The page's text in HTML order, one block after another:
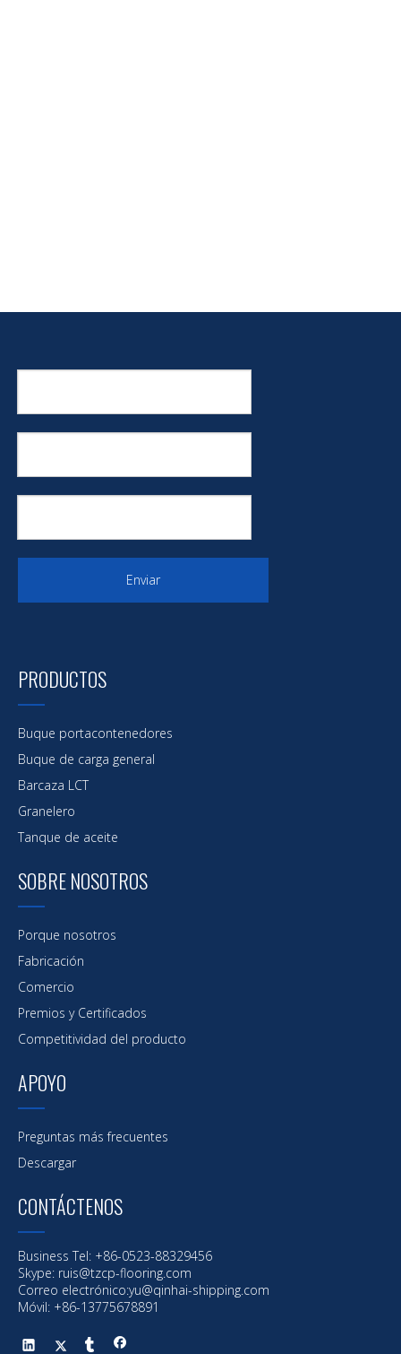
Enviar
PRODUCTOS
Buque portacontenedores
Buque de carga general
Barcaza LCT
Granelero
Tanque de aceite
SOBRE NOSOTROS
Porque nosotros
Fabricación
Comercio
Premios y Certificados
Competitividad del producto
APOYO
Preguntas más frecuentes
Descargar
CONTÁCTENOS
Business Tel: +86-0523-88329456
Skype: ruis@tzcp-flooring.com
Correo electrónico:yu@qinhai-shipping.com
Móvil: +86-13775678891